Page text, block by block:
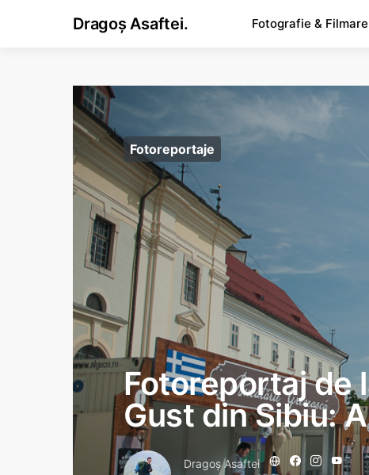
Dragoș Asaftei. Fotografie &
Fotoreportaje
Fotoreportaj de
Gust din Sibiu:
Dragoş Asaftei